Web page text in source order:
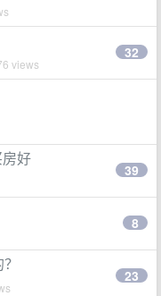
views
32
好
39
8
23